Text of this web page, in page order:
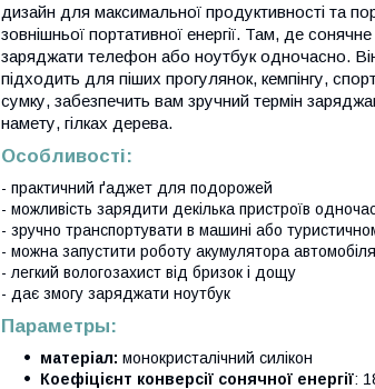
дизайн для максимальної продуктивності та
зовнішньої портативної енергії. Там, де
заряджати телефон або ноутбук одночасно. Він
підходить для піших прогулянок, кемпінгу,
сумку, забезпечить вам зручний термін
намету, гілках дерева.
Особливості:
- практичний ґаджет для подорожей
- можливість зарядити декілька пристроїв
- зручно транспортувати в машині або
- можна запустити роботу акумулятора
- легкий вологозахист від бризок і дощу
- дає змогу заряджати ноутбук
Параметры:
матеріал: монокристалічний силікон
Коефіцієнт конверсії сонячної енергії: